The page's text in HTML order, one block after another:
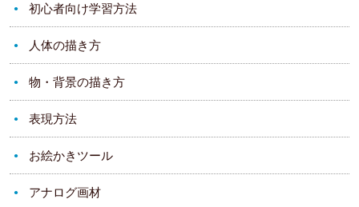
初心者向け学習方法
人体の描き方
物・背景の描き方
表現方法
お絵かきツール
アナログ画材